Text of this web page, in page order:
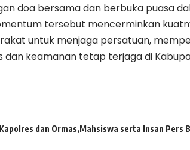
doa bersama dan berbuka puasa
tersebut mencerminkan
untuk menjaga persatuan,
keamanan tetap terjaga di
dan Ormas Mahsiswa serta Insan Pers